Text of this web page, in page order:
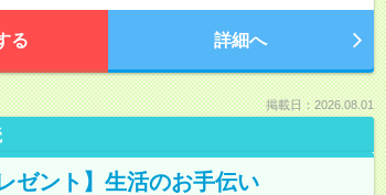
る 詳細へ
掲載日：2026.08.01
ゼント】生活のお手伝い